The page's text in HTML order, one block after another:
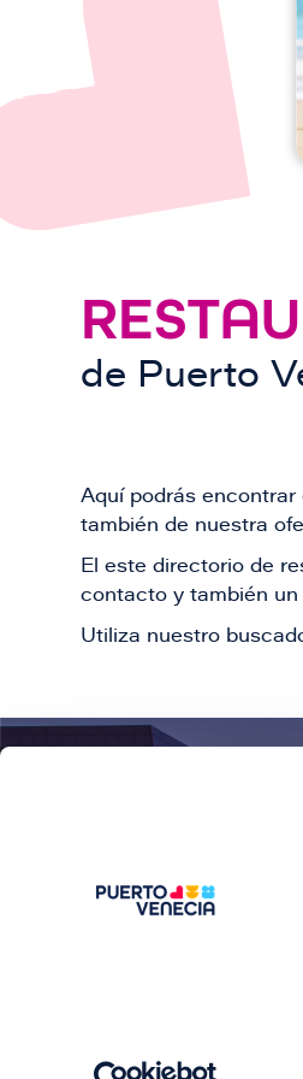
de Puerto
Aquí podrás
también de nuestra
El este directorio de
contacto y también un
Utiliza nuestro